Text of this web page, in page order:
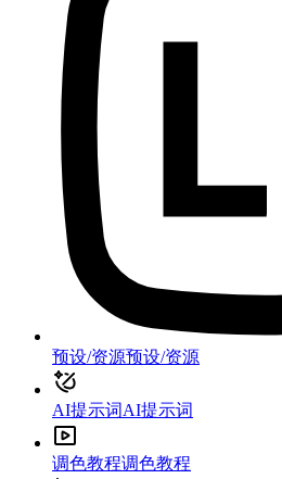
预设/资源预设/资源
AI提示词AI提示词
调色教程调色教程